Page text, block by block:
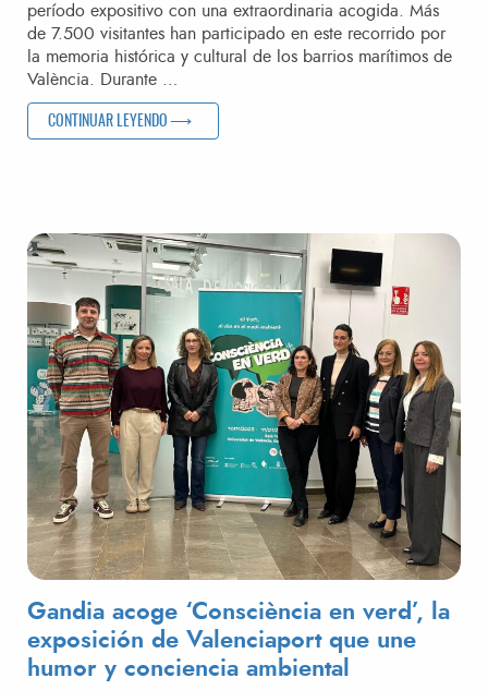
período expositivo con una extraordinaria acogida. Más
de 7.500 visitantes han participado en este recorrido por
la memoria histórica y cultural de los barrios marítimos de
València. Durante …
CONTINUAR LEYENDO «MÁS DE 7.500 PERSONAS HAN DISFRUTADO DE LA
Gandia acoge ‘Consciència en verd’, la
exposición de Valenciaport que une
humor y conciencia ambiental